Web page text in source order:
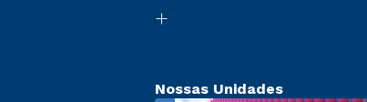
Nossas Unidades